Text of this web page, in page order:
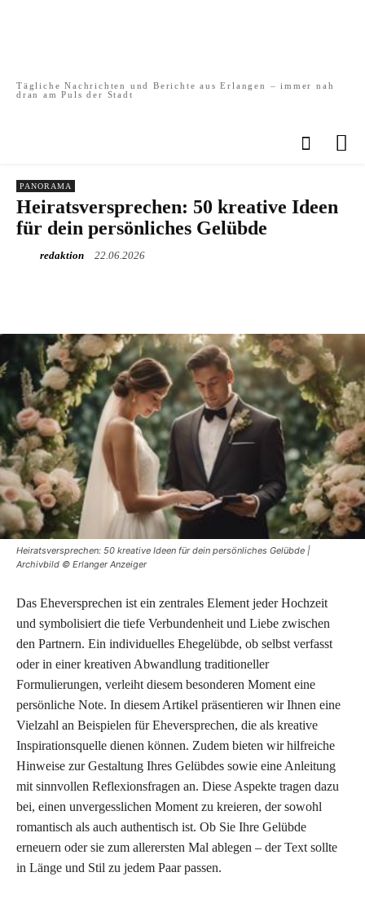
Tägliche Nachrichten und Berichte aus Erlangen – immer nah
dran am Puls der Stadt
PANORAMA
Heiratsversprechen: 50 kreative Ideen
für dein persönliches Gelübde
redaktion 22.06.2026
Heiratsversprechen: 50 kreative Ideen für dein persönliches Gelübde |
Archivbild © Erlanger Anzeiger
Das Eheversprechen ist ein zentrales Element jeder Hochzeit
und symbolisiert die tiefe Verbundenheit und Liebe zwischen
den Partnern. Ein individuelles Ehegelübde, ob selbst verfasst
oder in einer kreativen Abwandlung traditioneller
Formulierungen, verleiht diesem besonderen Moment eine
persönliche Note. In diesem Artikel präsentieren wir Ihnen eine
Vielzahl an Beispielen für Eheversprechen, die als kreative
Inspirationsquelle dienen können. Zudem bieten wir hilfreiche
Hinweise zur Gestaltung Ihres Gelübdes sowie eine Anleitung
mit sinnvollen Reflexionsfragen an. Diese Aspekte tragen dazu
bei, einen unvergesslichen Moment zu kreieren, der sowohl
romantisch als auch authentisch ist. Ob Sie Ihre Gelübde
erneuern oder sie zum allerersten Mal ablegen – der Text sollte
in Länge und Stil zu jedem Paar passen.